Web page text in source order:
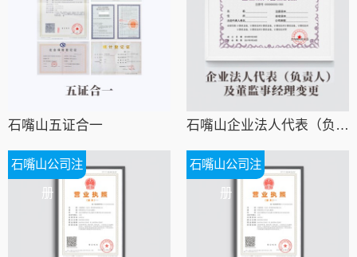
石嘴山五证合一 石嘴山企业法人代表（负责人）及董监事经理变更
石嘴山公司注
册
石嘴山公司注
册